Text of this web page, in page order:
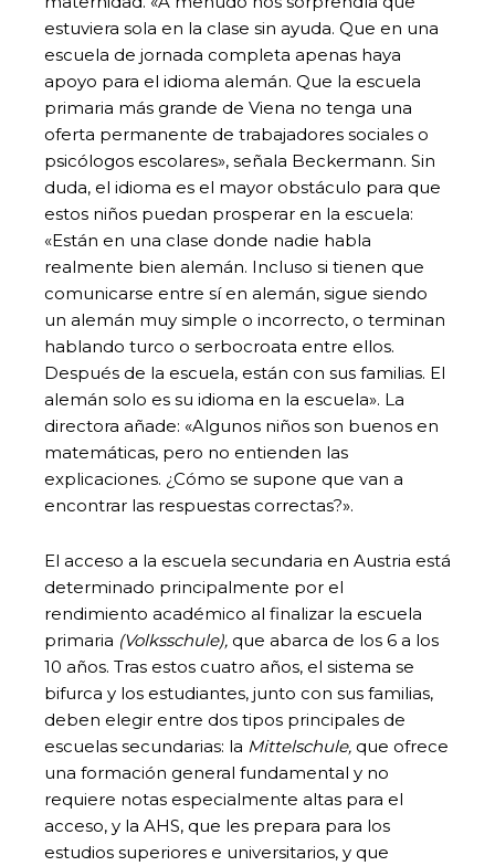
estuviera sola en la clase sin ayuda. Que en una
escuela de jornada completa apenas haya
apoyo para el idioma alemán. Que la escuela
primaria más grande de Viena no tenga una
oferta permanente de trabajadores sociales o
psicólogos escolares», señala Beckermann. Sin
duda, el idioma es el mayor obstáculo para que
estos niños puedan prosperar en la escuela:
«Están en una clase donde nadie habla
realmente bien alemán. Incluso si tienen que
comunicarse entre sí en alemán, sigue siendo
un alemán muy simple o incorrecto, o terminan
hablando turco o serbocroata entre ellos.
Después de la escuela, están con sus familias. El
alemán solo es su idioma en la escuela». La
directora añade: «Algunos niños son buenos en
matemáticas, pero no entienden las
explicaciones. ¿Cómo se supone que van a
encontrar las respuestas correctas?».
El acceso a la escuela secundaria en Austria está
determinado principalmente por el
rendimiento académico al finalizar la escuela
primaria (Volksschule), que abarca de los 6 a los
10 años. Tras estos cuatro años, el sistema se
bifurca y los estudiantes, junto con sus familias,
deben elegir entre dos tipos principales de
escuelas secundarias: la Mittelschule, que ofrece
una formación general fundamental y no
requiere notas especialmente altas para el
acceso, y la AHS, que les prepara para los
estudios superiores e universitarios, y que